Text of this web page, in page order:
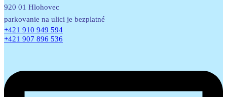
920 01 Hlohovec
parkovanie na ulici je bezplatné
+421 910 949 594
+421 907 896 536